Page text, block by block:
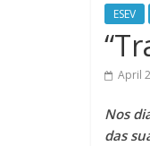
ESEV
April
Nos
das